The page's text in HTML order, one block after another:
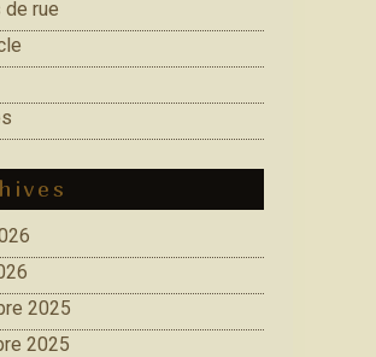
de rue
2025
2025